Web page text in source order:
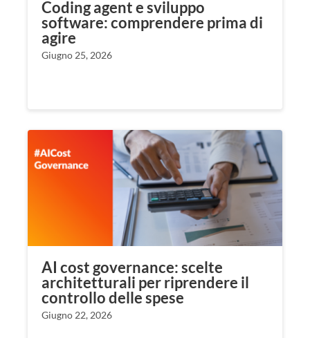
Coding agent e sviluppo
software: comprendere prima di
agire
Giugno 25, 2026
AI cost governance: scelte
architetturali per riprendere il
controllo delle spese
Giugno 22, 2026